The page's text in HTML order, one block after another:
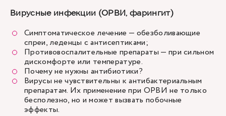
Вирусные инфекции (ОРВИ, фарингит)
Симптоматическое лечение — обезболивающие
спреи, леденцы с антисептиками;
Противовоспалительные препараты — при сильном
дискомфорте или температуре.
Почему не нужны антибиотики?
Вирусы не чувствительны к антибактериальным
препаратам. Их применение при ОРВИ не только
бесполезно, но и может вызвать побочные
эффекты.